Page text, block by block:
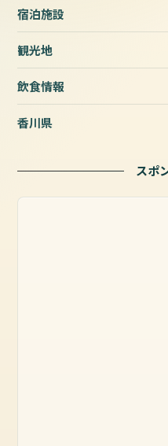
宿泊施設
観光地
飲食情報
香川県
スポ